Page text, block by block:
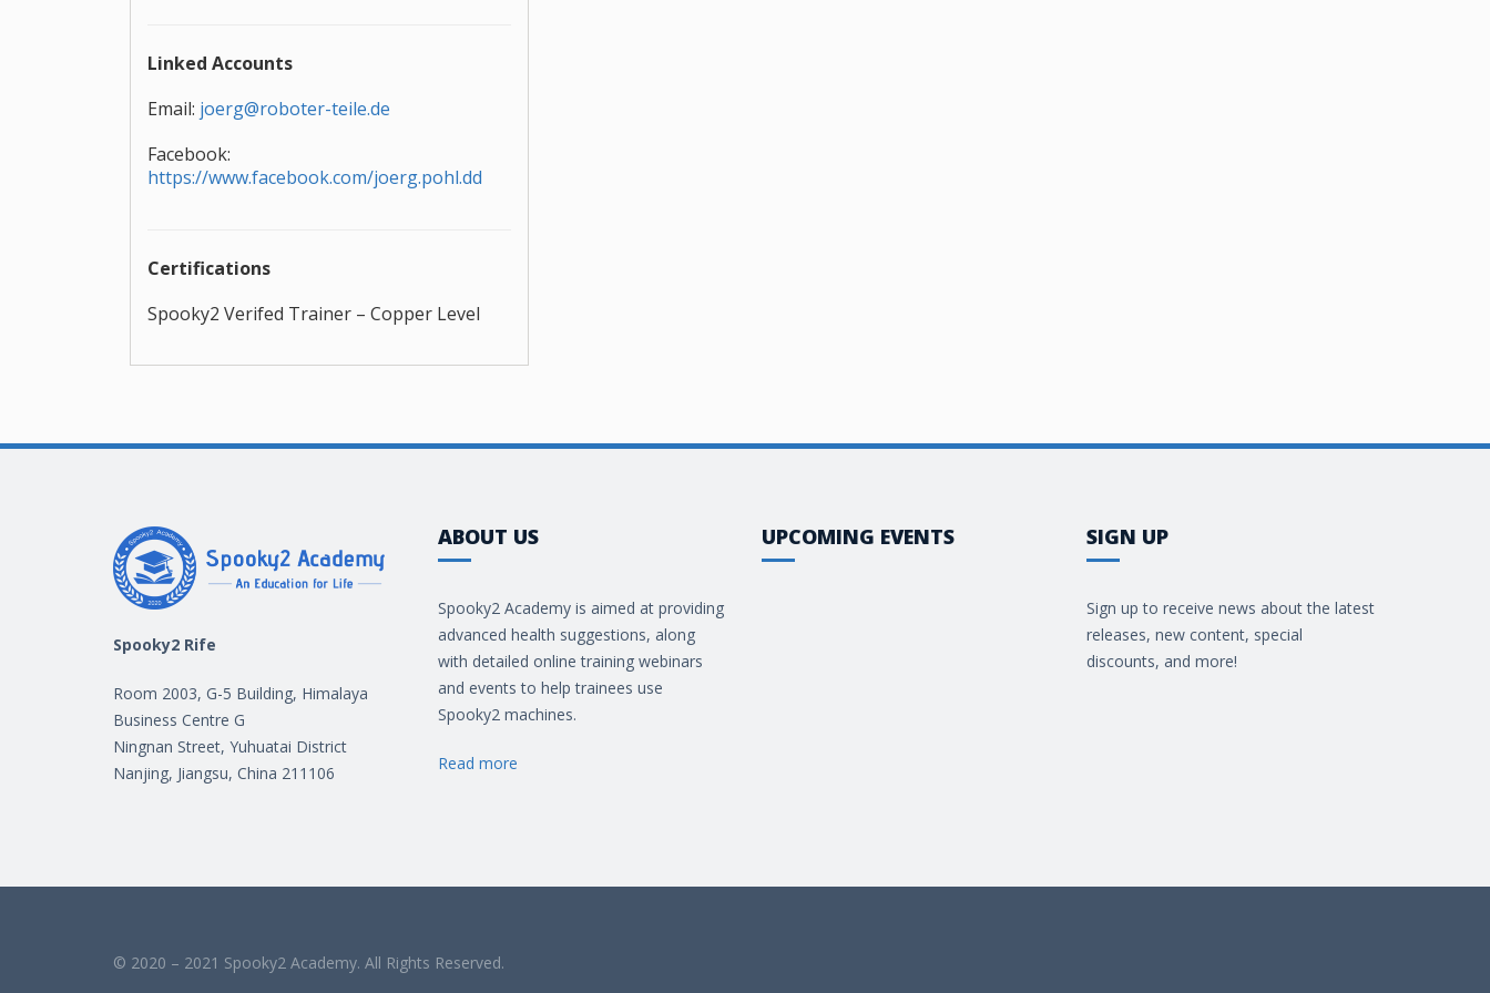
Linked Accounts
Email: joerg@roboter-teile.de
Facebook:
https://www.facebook.com/joerg.pohl.dd
Certifications
Spooky2 Verifed Trainer – Copper Level
Spooky2 Rife
Room 2003, G-5 Building, Himalaya
Business Centre G
Ningnan Street, Yuhuatai District
Nanjing, Jiangsu, China 211106
ABOUT US
Spooky2 Academy is aimed at providing
advanced health suggestions, along
with detailed online training webinars
and events to help trainees use
Spooky2 machines.
Read more
UPCOMING EVENTS SIGN UP
Sign up to receive news about the latest
releases, new content, special
discounts, and more!
© 2020 – 2021 Spooky2 Academy. All Rights Reserved.